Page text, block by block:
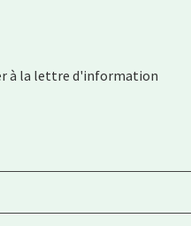
à la lettre d'information